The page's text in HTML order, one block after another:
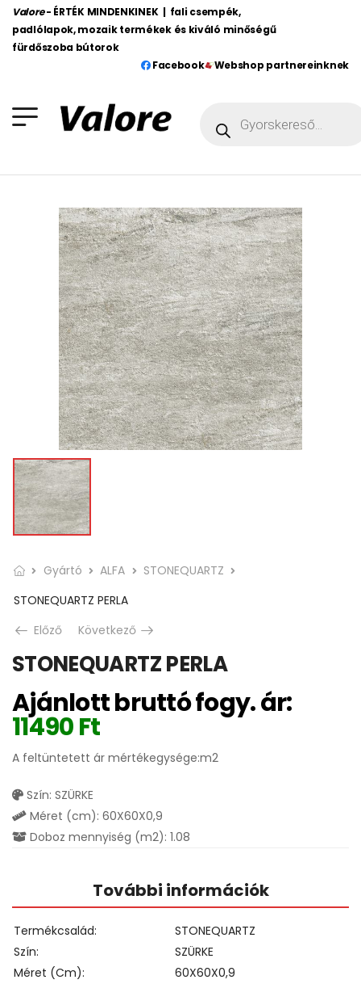
Valore - ÉRTÉK MINDENKINEK | fali csempék,
padlólapok, mozaik termékek és kiváló minőségű
fürdőszoba bútorok
Facebook
Webshop partnereinknek
Gyártó ALFA
STONEQUARTZ
STONEQUARTZ PERLA
Előző
Következő
STONEQUARTZ PERLA
Ajánlott bruttó fogy. ár:
11490Ft
A feltüntetett ár mértékegysége:m2
Szín: SZÜRKE
Méret (cm): 60X60X0,9
Doboz mennyiség (m2): 1.08
További információk
Termékcsalád
STONEQUARTZ
Szín
SZÜRKE
Méret (cm)
60X60X0,9